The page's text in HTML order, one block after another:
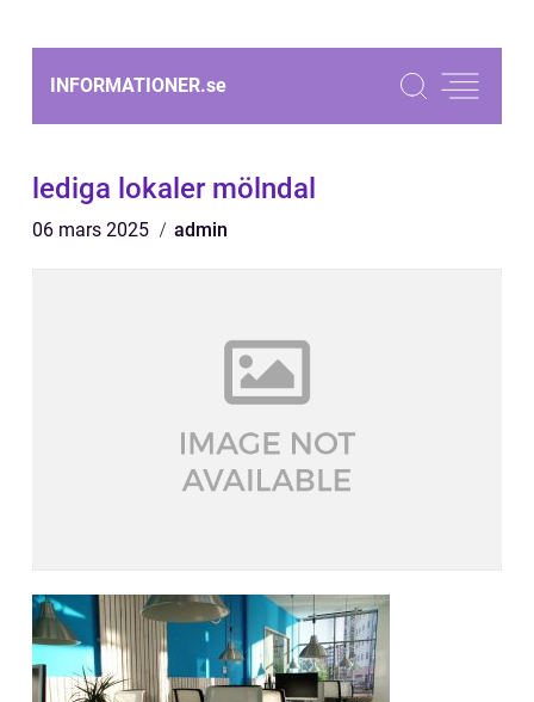
INFORMATIONER.se
lediga lokaler mölndal
06 mars 2025 admin